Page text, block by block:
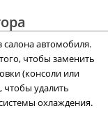
салона автомобиля.
чтобы заменить
(консоли или
удалить
охлаждения.